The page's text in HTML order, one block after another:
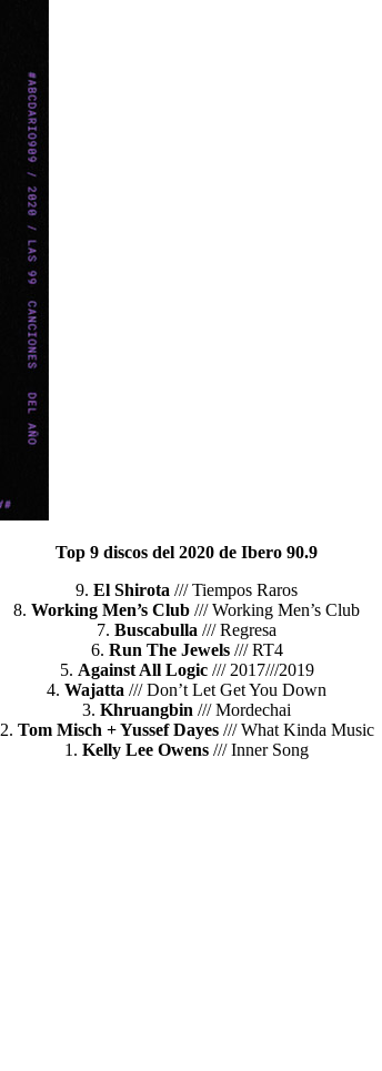
Top 9 discos del 2020 de Ibero 90.9
9. El Shirota /// Tiempos Raros
8. Working Men’s Club /// Working Men’s Club
7. Buscabulla /// Regresa
6. Run The Jewels/// RT4
5. Against All Logic/// 2017///2019
4. Wajatta /// Don’t Let Get You Down
3. Khruangbin /// Mordechai
2. Tom Misch + Yussef Dayes/// What Kinda Music
1. Kelly Lee Owens /// Inner Song